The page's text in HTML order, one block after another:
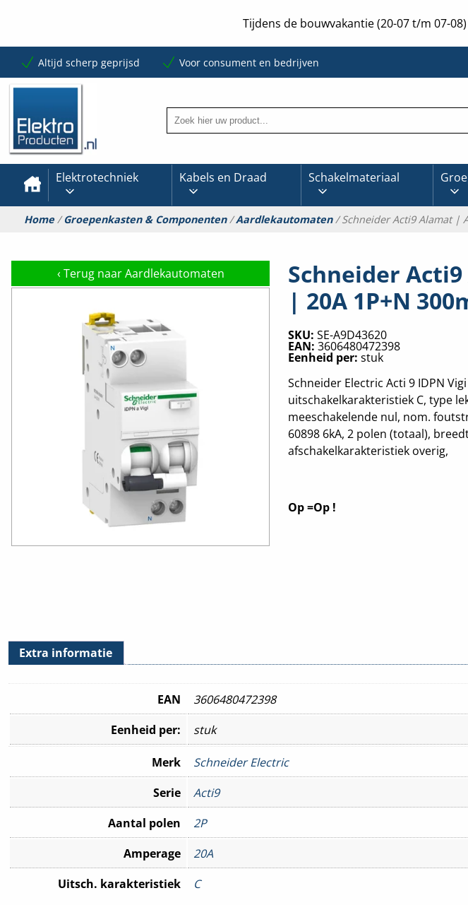
Tijdens de bouwvakantie (20-07 t/m 07-
Altijd scherp geprijsd Voor consument en bedrijven
Elektrotechniek Kabels en Draad Schakelmateriaal
Home/Groepenkasten & Componenten/Aardlekautomaten/ Schneider Acti9 Alamat |
‹ Terug naar Aardlekautomaten
Schneider
| 20A 1P+N
SKU: SE-A9D43620
EAN: 3606480472398
Eenheid per: stuk
Schneider Electric Acti 9 IDPN
uitschakelkarakteristiek C, type
meeschakelende nul, nom.
60898 6kA, 2 polen (totaal),
afschakelkarakteristiek overig,
Op =Op !
Extra informatie
EAN
3606480472398
Eenheid per:
stuk
Merk
Schneider Electric
Serie
Acti9
Aantal polen
2P
Amperage
20A
Uitsch. karakteristiek
C